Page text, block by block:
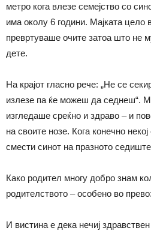
метро кога влезе семејство со
има околу 6 години. Мајката цело
превртуваше очите затоа што не
дете.
На крајот гласно рече: „Не се
излезе па ќе можеш да седнеш“.
изгледаше среќно и здраво – и
на своите нозе. Кога конечно
смести синот на празното
Како родител многу добро знам
родителството – особено во
И вистина е дека нечиј